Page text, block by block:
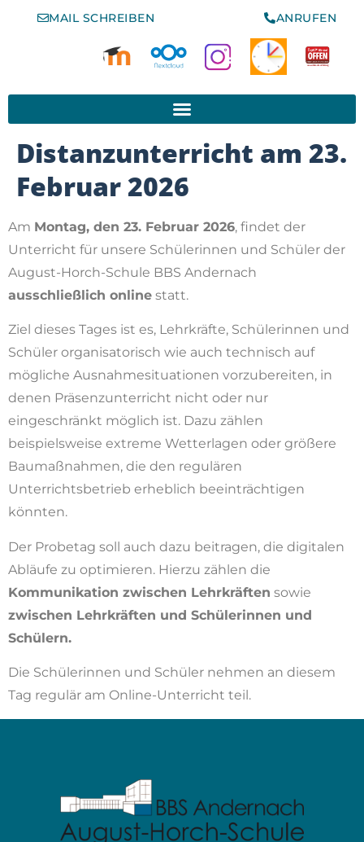
MAIL SCHREIBEN ANRUFEN
www.schule-der-vielfalt.org
Distanzunterricht am 23.
Februar 2026
Am Montag, den 23. Februar 2026, findet der
Unterricht für unsere Schülerinnen und Schüler der
August-Horch-Schule BBS Andernach
ausschließlich online statt.
Ziel dieses Tages ist es, Lehrkräfte, Schülerinnen und
Schüler organisatorisch wie auch technisch auf
mögliche Ausnahmesituationen vorzubereiten, in
denen Präsenzunterricht nicht oder nur
eingeschränkt möglich ist. Dazu zählen
beispielsweise extreme Wetterlagen oder größere
Baumaßnahmen, die den regulären
Unterrichtsbetrieb erheblich beeinträchtigen
könnten.
Der Probetag soll auch dazu beitragen, die digitalen
Abläufe zu optimieren. Hierzu zählen die
Kommunikation zwischen Lehrkräften sowie
zwischen Lehrkräften und Schülerinnen und
Schülern.
Die Schülerinnen und Schüler nehmen an diesem
Tag regulär am Online-Unterricht teil.